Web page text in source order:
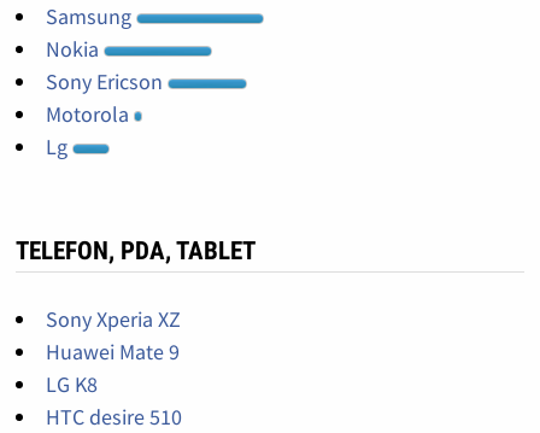
Samsung
Nokia
Sony Ericson
Motorola
Lg
TELEFON, PDA, TABLET
Sony Xperia XZ
Huawei Mate 9
LG K8
HTC desire 510